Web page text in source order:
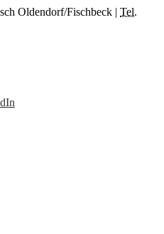
Oldendorf/Fischbeck | Tel.